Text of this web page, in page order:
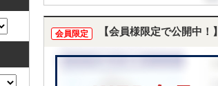
会員限定 【会員様限定で公開中！】